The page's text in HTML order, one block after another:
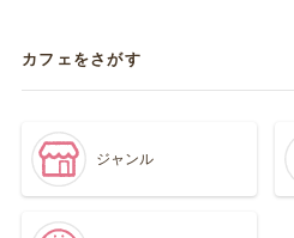
カフェをさがす
ジャンル